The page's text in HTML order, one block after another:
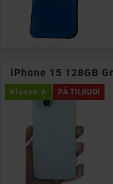
iPhone 15 128GB
PÅ TILBUD!
Klasse A